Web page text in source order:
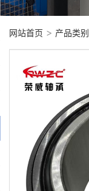
网站首页 > 产品类别